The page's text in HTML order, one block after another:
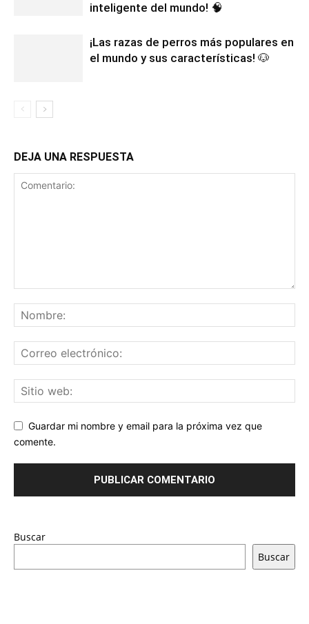
inteligente del mundo! 🧠
¡Las razas de perros más populares en
el mundo y sus características! 🐶
DEJA UNA RESPUESTA
Guardar mi nombre y email para la próxima vez que
comente.
Buscar
Buscar